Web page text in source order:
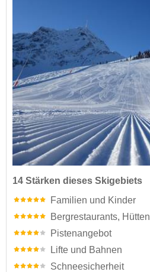
14 Stärken dieses Skigebiets
Familien und Kinder
Bergrestaurants, Hütten
Pistenangebot
Lifte und Bahnen
Schneesicherheit